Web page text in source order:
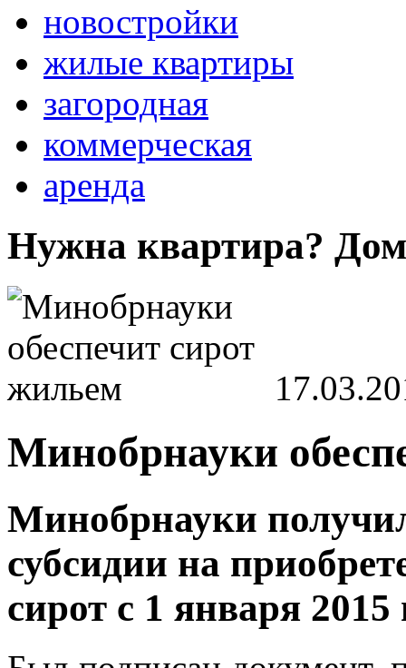
новостройки
жилые квартиры
загородная
коммерческая
аренда
Нужна квартира?
Минобрнауки
Минобрнауки
субсидии на
сирот с 1 января 2015